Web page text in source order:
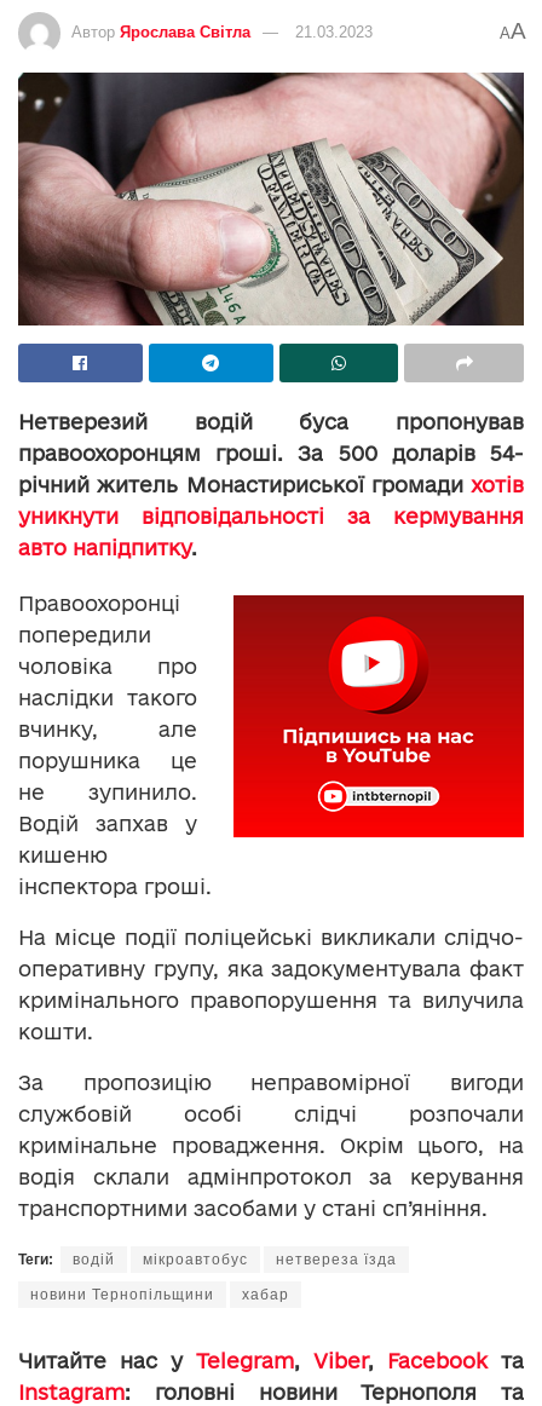
Автор Ярослава Світла 21.03.2023 AA
Нетверезий водій буса пропонував
правоохоронцям гроші. За 500 доларів 54-
річний житель Монастириської громади хотів
уникнути відповідальності за кермування
авто напідпитку.
Правоохоронці
попередили
чоловіка про
наслідки такого
вчинку, але
порушника це
не зупинило.
Водій запхав у
кишеню
інспектора гроші.
На місце події поліцейські викликали слідчо-
оперативну групу, яка задокументувала факт
кримінального правопорушення та вилучила
кошти.
За пропозицію неправомірної вигоди
службовій особі слідчі розпочали
кримінальне провадження. Окрім цього, на
водія склали адмінпротокол за керування
транспортними засобами у стані сп’яніння.
Теги: водій мікроавтобус нетвереза їзда
новини Тернопільщини хабар
Читайте нас у Telegram, Viber, Facebookта
Instagram: головні новини Тернополя та